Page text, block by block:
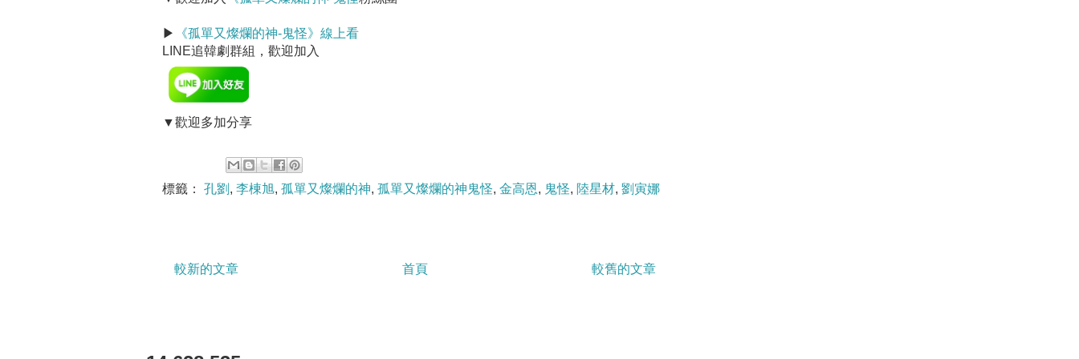
▶
《孤單又燦爛的神-鬼怪》線上看
LINE追韓劇群組，歡迎加入
▼歡迎多加分享
標籤： 孔劉 , 李棟旭, 孤單又燦爛的神, 孤單又燦爛的神鬼怪, 金高恩, 鬼怪, 陸星材, 劉寅娜
較新的文章 較舊的文章
首頁